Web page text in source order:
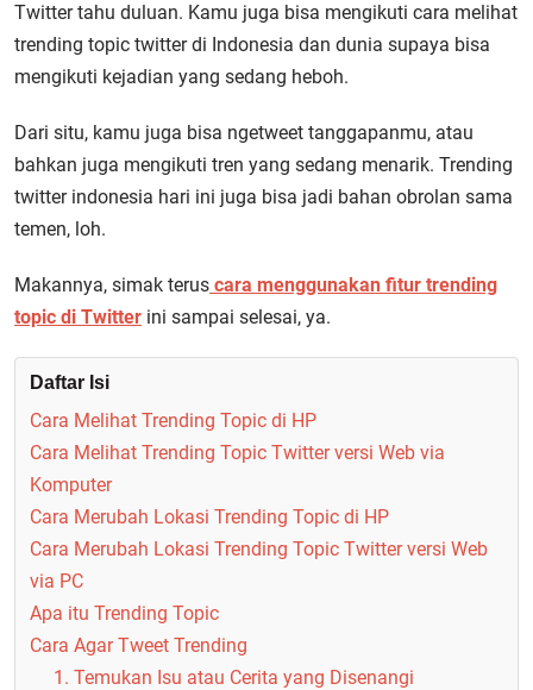
Twitter tahu duluan. Kamu juga bisa mengikuti cara melihat
trending topic twitter di Indonesia dan dunia supaya bisa
mengikuti kejadian yang sedang heboh.
Dari situ, kamu juga bisa ngetweet tanggapanmu, atau
bahkan juga mengikuti tren yang sedang menarik. Trending
twitter indonesia hari ini juga bisa jadi bahan obrolan sama
temen, loh.
Makannya, simak terus cara menggunakan fitur trending
topic di Twitter ini sampai selesai, ya.
Daftar Isi
Cara Melihat Trending Topic di HP
Cara Melihat Trending Topic Twitter versi Web via
Komputer
Cara Merubah Lokasi Trending Topic di HP
Cara Merubah Lokasi Trending Topic Twitter versi Web
via PC
Apa itu Trending Topic
Cara Agar Tweet Trending
1. Temukan Isu atau Cerita yang Disenangi